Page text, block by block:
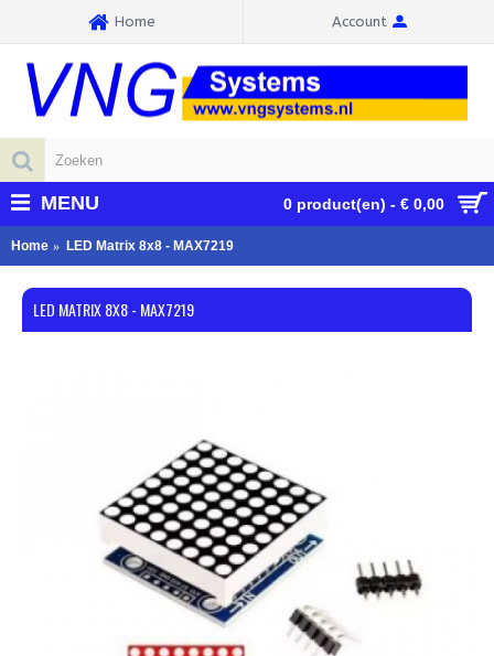
Home Account
0 product(en) - € 0,00
MENU
Home LED Matrix 8x8 - MAX7219
LED MATRIX 8X8 - MAX7219